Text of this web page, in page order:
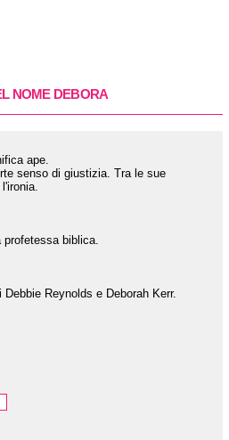
NOME DEBORA
ape.
senso di giustizia. Tra le sue
profetessa biblica.
Debbie Reynolds e Deborah Kerr.